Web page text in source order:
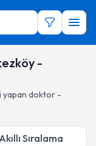
-
yapan doktor -
Akıllı Sıralama